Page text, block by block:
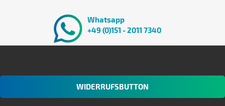
Whatsapp
+49 (0)151 - 2011 7340
WIDERRUFSBUTTON